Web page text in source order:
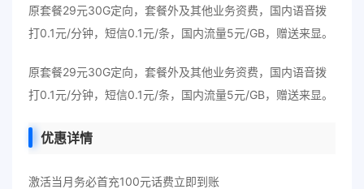
原套餐29元30G定向，套餐外及其他业务资费，国内语音拨
打0.1元/分钟，短信0.1元/条，国内流量5元/GB，赠送来显。
原套餐29元30G定向，套餐外及其他业务资费，国内语音拨
打0.1元/分钟，短信0.1元/条，国内流量5元/GB，赠送来显。
优惠详情
激活当月务必首充100元话费立即到账